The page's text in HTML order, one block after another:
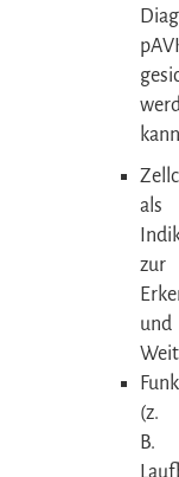
als
zur
und
(z.
B.